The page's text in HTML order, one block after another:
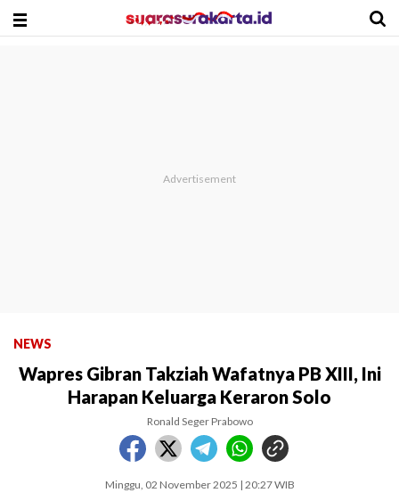
NEWS
Wapres Gibran Takziah Wafatnya PB XIII, Ini
Harapan Keluarga Keraron Solo
Ronald Seger Prabowo
Minggu, 02 November 2025 | 20:27 WIB